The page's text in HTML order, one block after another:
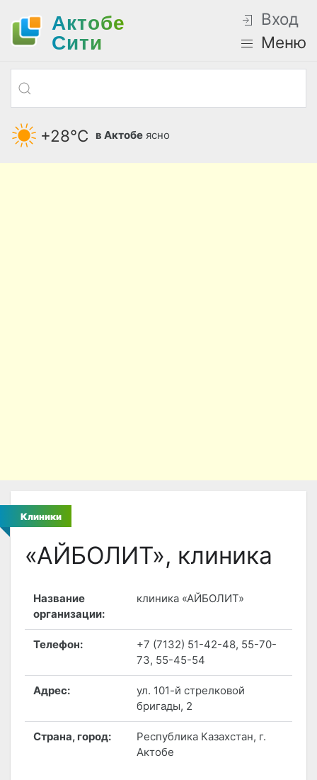
Актобе
Cити
Вход
Меню
+28°С в Актобе ясно
Клиники
«АЙБОЛИТ», клиника
Название
организации:
клиника «АЙБОЛИТ»
Телефон:
+7 (7132) 51-42-48, 55-70-
73, 55-45-54
Адрес:
ул. 101-й стрелковой
бригады, 2
Страна, город:
Республика Казахстан, г.
Актобе